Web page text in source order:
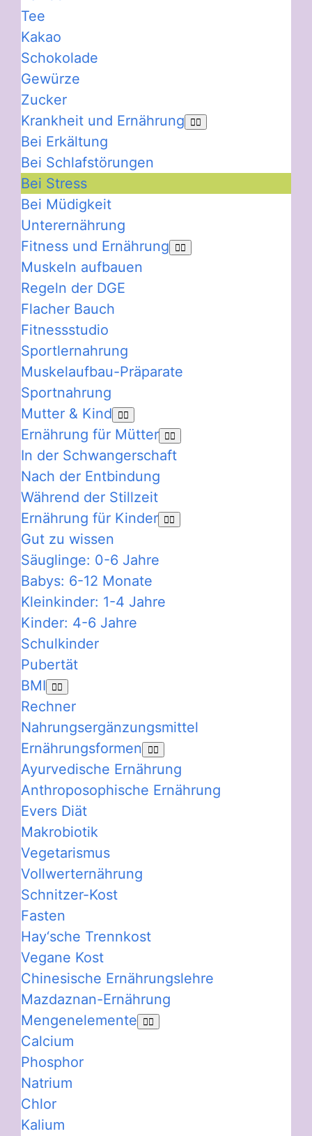
Tee
Kakao
Schokolade
Gewürze
Zucker
Krankheit und Ernährung
Bei Erkältung
Bei Schlafstörungen
Bei Stress
Bei Müdigkeit
Unterernährung
Fitness und Ernährung
Muskeln aufbauen
Regeln der DGE
Flacher Bauch
Fitnessstudio
Sportlernahrung
Muskelaufbau-Präparate
Sportnahrung
Mutter & Kind
Ernährung für Mütter
In der Schwangerschaft
Nach der Entbindung
Während der Stillzeit
Ernährung für Kinder
Gut zu wissen
Säuglinge: 0-6 Jahre
Babys: 6-12 Monate
Kleinkinder: 1-4 Jahre
Kinder: 4-6 Jahre
Schulkinder
Pubertät
BMI
Rechner
Nahrungsergänzungsmittel
Ernährungsformen
Ayurvedische Ernährung
Anthroposophische Ernährung
Evers Diät
Makrobiotik
Vegetarismus
Vollwerternährung
Schnitzer-Kost
Fasten
Hay‘sche Trennkost
Vegane Kost
Chinesische Ernährungslehre
Mazdaznan-Ernährung
Mengenelemente
Calcium
Phosphor
Natrium
Chlor
Kalium